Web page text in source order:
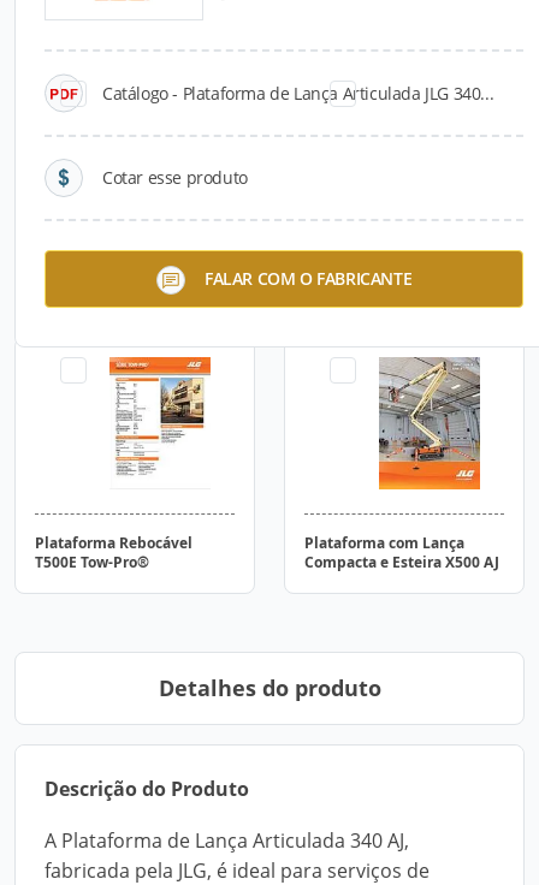
Catálogo - Plataforma de Lança Articulada JLG 340...
Cotar esse produto
FALAR COM O FABRICANTE
Elevador com Lança T20E e
Mastro Toucan®
Plataforma Rebocável
T500E Tow-Pro®
Plataforma com Lança
Compacta e Esteira X500 AJ
Detalhes do produto
Descrição do Produto
A Plataforma de Lança Articulada 340 AJ,
fabricada pela JLG, é ideal para serviços de